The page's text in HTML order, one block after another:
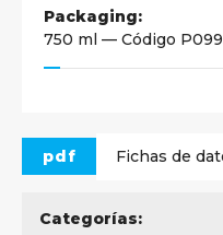
Packaging:
750 ml — Código
pdf Fichas de
Categorías: